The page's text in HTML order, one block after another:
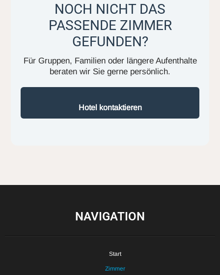
NOCH NICHT DAS
PASSENDE ZIMMER
GEFUNDEN?
Für Gruppen, Familien oder längere Aufenthalte
beraten wir Sie gerne persönlich.
Hotel kontaktieren
NAVIGATION
Start
Zimmer